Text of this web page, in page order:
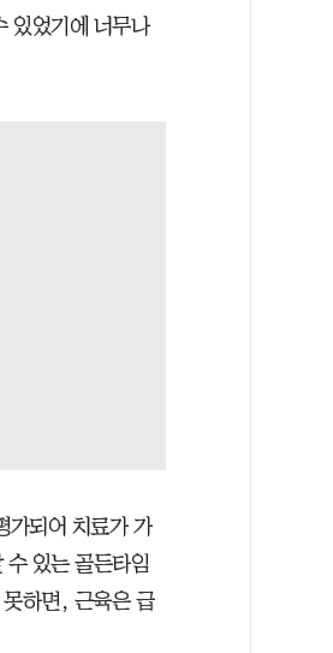
있었기에 너무나
가되어 치료가 가
수 있는 골든타임
하면, 근육은 급